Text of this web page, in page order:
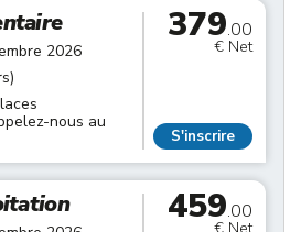
2026
nous au
379.00
€ Net
S'inscrire
459.00